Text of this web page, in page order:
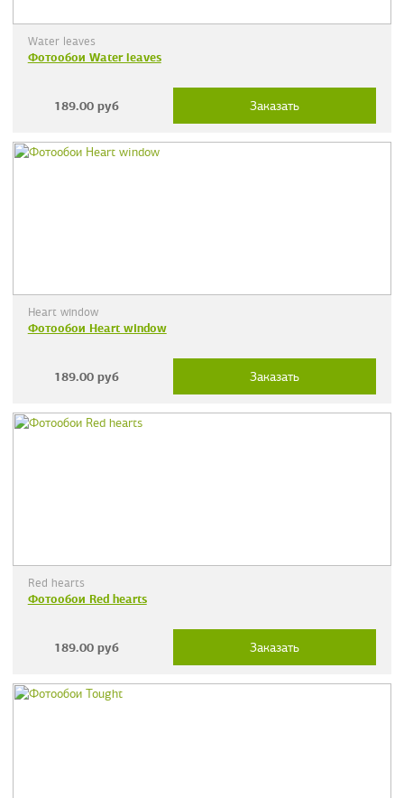
Water leaves
Фотообои Water leaves
189.00 руб Заказать
Heart window
Фотообои Heart window
189.00 руб Заказать
Red hearts
Фотообои Red hearts
189.00 руб Заказать